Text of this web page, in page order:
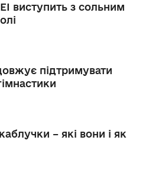
виступить з сольним
підтримувати
– які вони і як